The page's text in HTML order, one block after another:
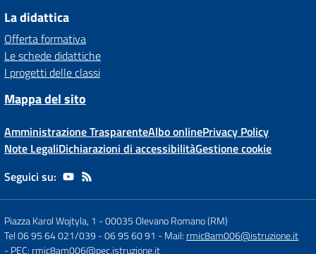
La didattica
Offerta formativa
Le schede didattiche
I progetti delle classi
Mappa del sito
Amministrazione TrasparenteAlbo onlinePrivacy Policy
Note LegaliDichiarazioni di accessibilitàGestione cookie
Seguici su:
Piazza Karol Wojtyla, 1 -00035 Olevano Romano (RM)
Tel 06 95 64 021/039 - 06 95 60 91 - Mail: rmic8am006@istruzione.it
- PEC: rmic8am006@pec.istruzione.it